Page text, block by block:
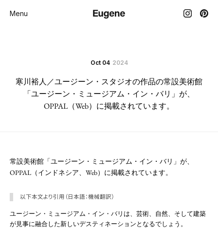
Menu
Oct 04 2024
寒川裕人／ユージーン・スタジオの作品の常設美術館
「ユージーン・ミュージアム・イン・バリ」が、
OPPAL（Web）に掲載されています。
常設美術館「ユージーン・ミュージアム・イン・バリ」が、
OPPAL（インドネシア、Web）に掲載されています。
以下本文より引用（日本語：機械翻訳）
ユージーン・ミュージアム・イン・バリは、芸術、自然、そして建築
が見事に融合した新しいデスティネーションとなるでしょう。